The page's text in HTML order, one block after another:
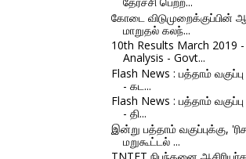
கோடை விடுமுறைக்குப்பின்
மாறுதல் கலந்...
10th Results March 2019
Analysis - Govt...
Flash News : பத்தாம் வகுப்பு
- கட...
Flash News : பத்தாம் வகுப்பு
- தி...
இன்று பத்தாம் வகுப்புக்கு,
மறுகூட்டல் ...